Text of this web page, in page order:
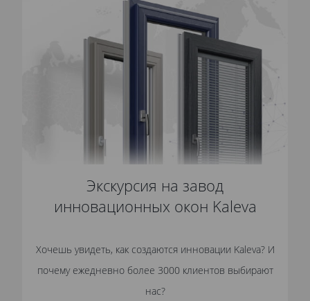
Экскурсия на завод
инновационных окон Kaleva
Хочешь увидеть, как создаются инновации Kaleva? И
почему ежедневно более 3000 клиентов выбирают
нас?